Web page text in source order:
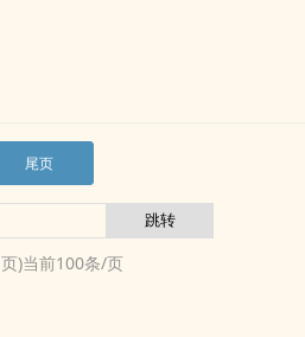
尾页
页)当前100条/页